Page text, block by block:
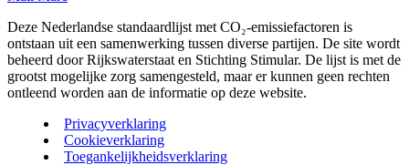
Deze Nederlandse standaardlijst met CO₂-emissiefactoren is
ontstaan uit een samenwerking tussen diverse partijen. De site wordt
beheerd door Rijkswaterstaat en Stichting Stimular. De lijst is met de
grootst mogelijke zorg samengesteld, maar er kunnen geen rechten
ontleend worden aan de informatie op deze website.
Privacyverklaring
Cookieverklaring
Toegankelijkheidsverklaring